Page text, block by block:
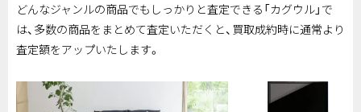
どんなジャンルの商品でもしっかりと査定できる「カグウル」で
は、多数の商品をまとめて査定いただくと、買取成約時に通常より
査定額をアップいたします。